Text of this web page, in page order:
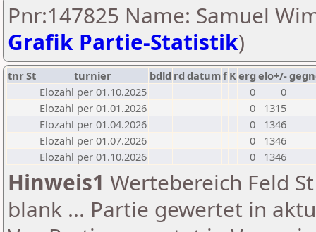
Pnr:147825 Name: Samuel
Grafik Partie-Statistik)
tnrSt turnier bdld rd datumf Kerg elo+/-
Elozahl per 01.10.2025
0
0
Elozahl per 01.01.2026
0
1315
Elozahl per 01.04.2026
0
1346
Elozahl per 01.07.2026
0
1346
Elozahl per 01.10.2026
0 1346
Hinweis1 Wertebereich Feld
blank ... Partie gewertet in